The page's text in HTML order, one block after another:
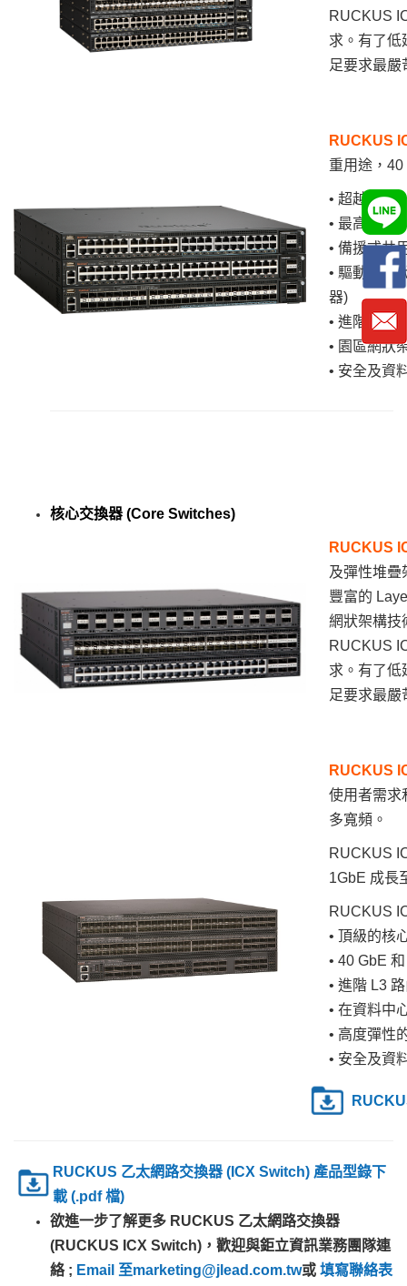
RUCKUS
求。有了低
足要求最嚴
RUCKUS
重用途，
• 超越
• 最高 24
• 備援式共
• 驅動新一
器)
• 進階 L3
• 園區網狀
• 安全及資
核心交換器 (Core Switches)
RUCKUS
及彈性堆
豐富的
網狀架構技
RUCKUS
求。有了低
足要求最嚴
RUCKUS
使用者需求
多寬頻 。
RUCKUS
1GbE 成長
RUCKUS
• 頂級的核
• 40 GbE
• 進階 L3
• 在資料中
• 高度彈性
• 安全及資
RUCKUS 乙太網路交換器 (ICX Switch) 產品型錄下
載 (.pdf 檔)
欲進一步了解更多 RUCKUS 乙太網路交換器
(RUCKUS ICX Switch)，歡迎與鉅立資訊業務團隊連
絡 ; Email 至marketing@jlead.com.tw或 填寫聯絡表